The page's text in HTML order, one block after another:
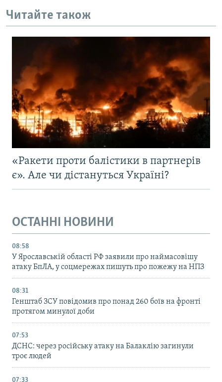
Читайте також
«Ракети проти балістики в партнерів
є». Але чи дістануться Україні?
ОСТАННІ НОВИНИ
08:58
У Ярославській області РФ заявили про наймасовішу
атаку БпЛА, у соцмережах пишуть про пожежу на НПЗ
08:31
Генштаб ЗСУ повідомив про понад 260 боїв на фронті
протягом минулої доби
07:53
ДСНС: через російську атаку на Балаклію загинули
троє людей
07:33